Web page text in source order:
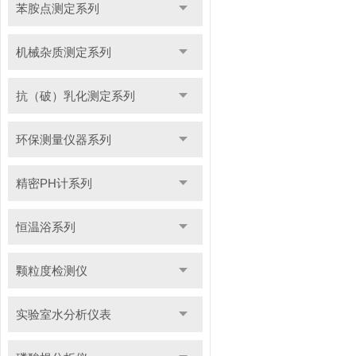
苯胺点测定系列
机械杂质测定系列
抗（破）乳化测定系列
环保测量仪器系列
精密PH计系列
恒温浴系列
颗粒度检测仪
实验室水分析仪表